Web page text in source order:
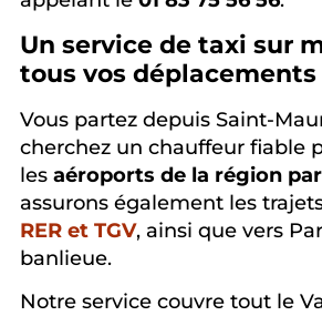
Un service de taxi sur
tous vos déplacements
Vous partez depuis Saint-
cherchez un chauffeur fiable
les aéroports de la région
assurons également les
RER et TGV, ainsi que vers
banlieue.
Notre service couvre tout le